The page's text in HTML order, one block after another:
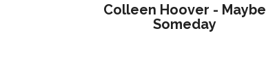
Colleen Hoover - Maybe
Someday